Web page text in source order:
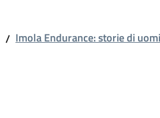
/ Imola Endurance: storie di